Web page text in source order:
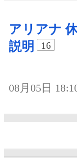
アリアナ
説明
16
08月05日